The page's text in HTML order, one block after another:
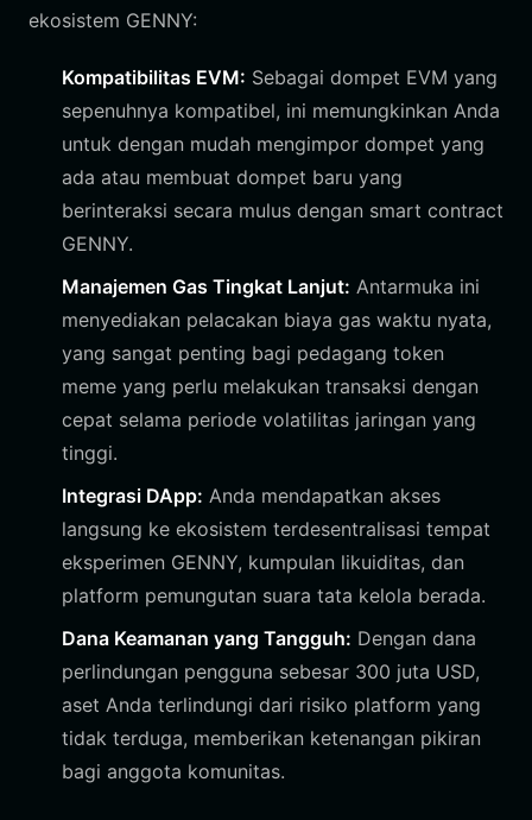
ekosistem GENNY:
Kompatibilitas EVM: Sebagai dompet EVM yang
sepenuhnya kompatibel, ini memungkinkan Anda
untuk dengan mudah mengimpor dompet yang
ada atau membuat dompet baru yang
berinteraksi secara mulus dengan smart contract
GENNY.
Manajemen Gas Tingkat Lanjut: Antarmuka ini
menyediakan pelacakan biaya gas waktu nyata,
yang sangat penting bagi pedagang token
meme yang perlu melakukan transaksi dengan
cepat selama periode volatilitas jaringan yang
tinggi.
Integrasi DApp: Anda mendapatkan akses
langsung ke ekosistem terdesentralisasi tempat
eksperimen GENNY, kumpulan likuiditas, dan
platform pemungutan suara tata kelola berada.
Dana Keamanan yang Tangguh: Dengan dana
perlindungan pengguna sebesar 300 juta USD,
aset Anda terlindungi dari risiko platform yang
tidak terduga, memberikan ketenangan pikiran
bagi anggota komunitas.